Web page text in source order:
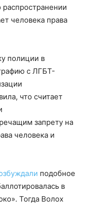
распространении
человека права
полиции в
с ЛГБТ-
что считает
запрету на
человека и
подобное
в
Тогда Волох